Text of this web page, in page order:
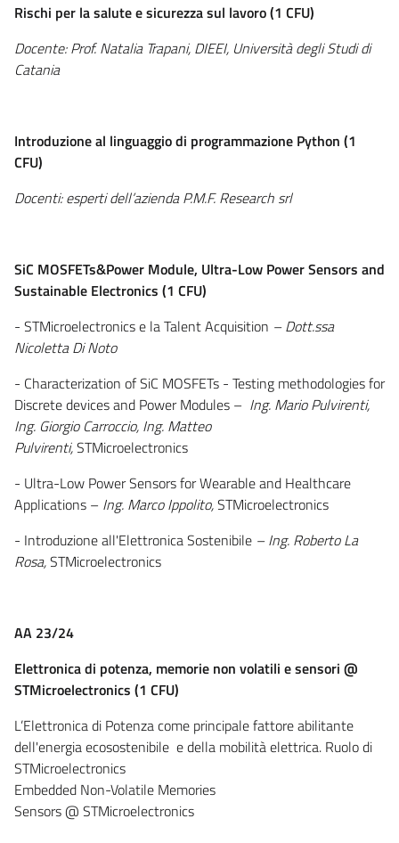
Rischi per la salute e sicurezza sul lavoro (1 CFU)
Docente: Prof. Natalia Trapani, DIEEI, Università degli Studi di
Catania
Introduzione al linguaggio di programmazione Python (1
CFU)
Docenti: esperti dell’azienda P.M.F. Research srl
SiC MOSFETs&Power Module, Ultra-Low Power Sensors and
Sustainable Electronics (1 CFU)
- STMicroelectronics e la Talent Acquisition – Dott.ssa
Nicoletta Di Noto
- Characterization of SiC MOSFETs - Testing methodologies for
Discrete devices and Power Modules – Ing. Mario Pulvirenti,
Ing. Giorgio Carroccio, Ing. Matteo
Pulvirenti,STMicroelectronics
- Ultra-Low Power Sensors for Wearable and Healthcare
Applications – Ing. Marco Ippolito,STMicroelectronics
- Introduzione all'Elettronica Sostenibile – Ing. Roberto La
Rosa,STMicroelectronics
AA 23/24
Elettronica di potenza, memorie non volatili e sensori @
STMicroelectronics (1 CFU)
L’Elettronica di Potenza come principale fattore abilitante
dell'energia ecosostenibile e della mobilità elettrica. Ruolo di
STMicroelectronics
Embedded Non-Volatile Memories
Sensors @ STMicroelectronics